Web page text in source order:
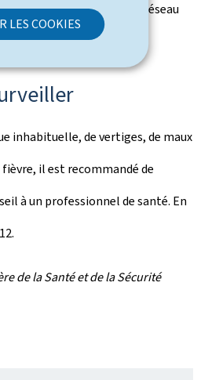
LES COOKIES
leur absence au réseau
les visites chez eux.
inhabituelle, de vertiges, de maux
il est recommandé de
à un professionnel de santé. En
de la Santé et de la Sécurité